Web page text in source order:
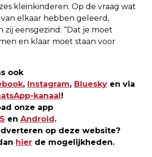
kleinkinderen. Op de vraag wat
elkaar hebben geleerd,
eensgezind: “Dat je moet
en klaar moet staan voor
ook
, Instagram, Bluesky en via
kanaal!
onze app
en Android.
op deze website?
hier de mogelijkheden.